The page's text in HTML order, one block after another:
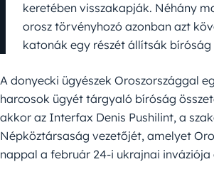
keretében visszakapják. Néhány
orosz törvényhozó azonban azt
katonák egy részét állítsák bíróság
A donyecki ügyészek Oroszországgal
harcosok ügyét tárgyaló bíróság
akkor az Interfax Denis Pushilint, a
Népköztársaság vezetőjét, amelyet
nappal a február 24-i ukrajnai